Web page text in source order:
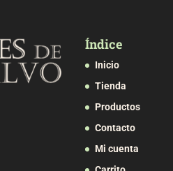
Índice
Inicio
Tienda
Productos
Contacto
Mi cuenta